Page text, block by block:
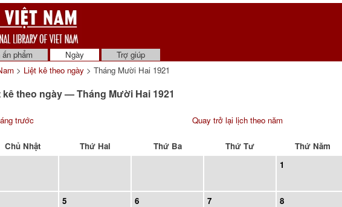
ấn phẩm Ngày
Trợ giúp
> Liệt kê theo ngày > Tháng Mười Hai 1921
kê theo ngày — Tháng Mười Hai 1921
trước Quay trở lại lịch theo năm
Chủ Nhật Thứ Hai Thứ Ba Thứ Tư Thứ Năm
1
5 6 7 8